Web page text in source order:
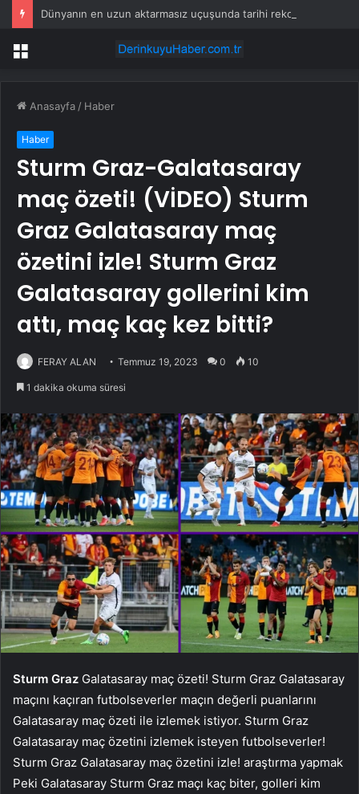
Menü
Anasayfa / Haber
Haber
Sturm Graz-Galatasaray
maç özeti! (VİDEO) Sturm
Graz Galatasaray maç
özetini izle! Sturm Graz
Galatasaray gollerini kim
attı, maç kaç kez bitti?
FERAY ALAN Temmuz 19, 2023 0 10
1 dakika okuma süresi
Sturm Graz Galatasaray maç özeti! Sturm Graz Galatasaray
maçını kaçıran futbolseverler maçın değerli puanlarını
Galatasaray maç özeti ile izlemek istiyor. Sturm Graz
Galatasaray maç özetini izlemek isteyen futbolseverler!
Sturm Graz Galatasaray maç özetini izle! araştırma yapmak
Peki Galatasaray Sturm Graz maçı kaç biter, golleri kim